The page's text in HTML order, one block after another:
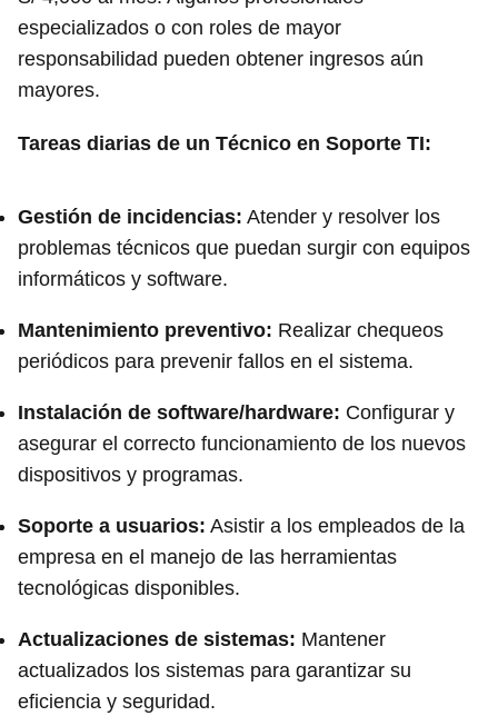
especializados o con roles de mayor
responsabilidad pueden obtener ingresos aún
mayores.
Tareas diarias de un Técnico en Soporte TI:
Gestión de incidencias: Atender y resolver los
problemas técnicos que puedan surgir con equipos
informáticos y software.
Mantenimiento preventivo: Realizar chequeos
periódicos para prevenir fallos en el sistema.
Instalación de software/hardware: Configurar y
asegurar el correcto funcionamiento de los nuevos
dispositivos y programas.
Soporte a usuarios: Asistir a los empleados de la
empresa en el manejo de las herramientas
tecnológicas disponibles.
Actualizaciones de sistemas: Mantener
actualizados los sistemas para garantizar su
eficiencia y seguridad.